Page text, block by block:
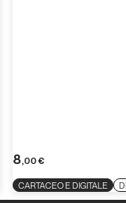
8,00€
CARTACEO E DIGITALE